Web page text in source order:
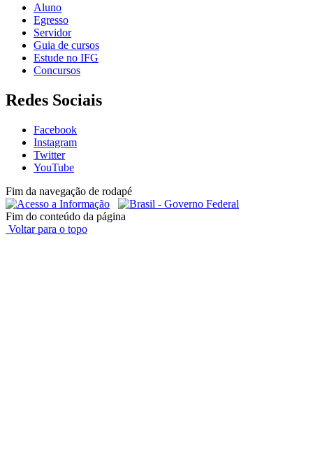
Aluno
Egresso
Servidor
Guia de cursos
Estude no IFG
Concursos
Redes Sociais
Facebook
Instagram
Twitter
YouTube
Fim da navegação de rodapé
Fim do conteúdo da página
Voltar para o topo